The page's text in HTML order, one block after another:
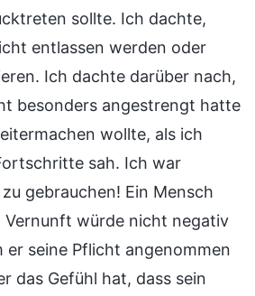
sollte. Ich dachte,
entlassen werden oder
Ich dachte darüber nach,
besonders angestrengt hatte
wollte, als ich
sah. Ich war
gebrauchen! Ein Mensch
Vernunft würde nicht negativ
er seine Pflicht angenommen
das Gefühl hat, dass sein